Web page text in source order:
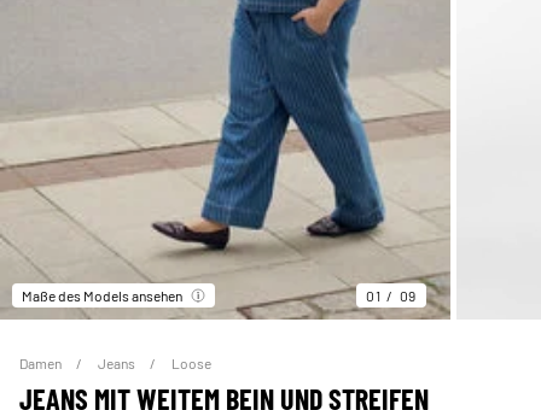
Maße des Models ansehen 01 09
Damen Jeans Loose
JEANS MIT WEITEM BEIN UND STREIFEN